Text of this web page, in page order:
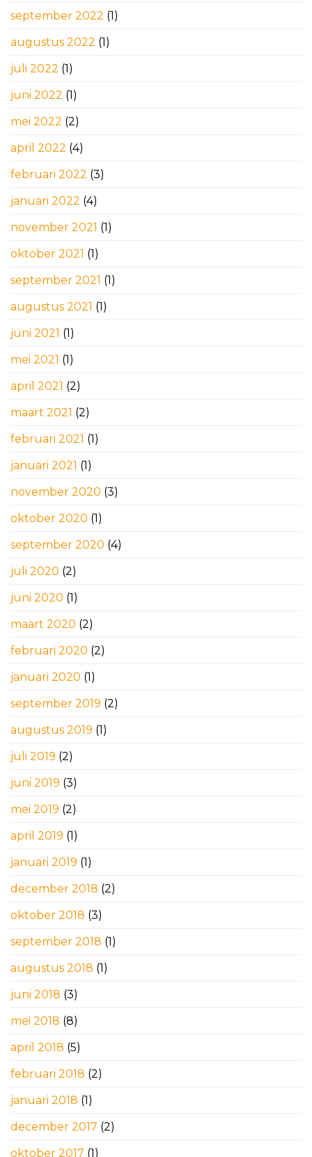
september 2022 (1)
augustus 2022 (1)
juli 2022 (1)
juni 2022 (1)
mei 2022 (2)
april 2022 (4)
februari 2022 (3)
januari 2022 (4)
november 2021 (1)
oktober 2021 (1)
september 2021 (1)
augustus 2021 (1)
juni 2021 (1)
mei 2021 (1)
april 2021 (2)
maart 2021 (2)
februari 2021 (1)
januari 2021 (1)
november 2020 (3)
oktober 2020 (1)
september 2020 (4)
juli 2020 (2)
juni 2020 (1)
maart 2020 (2)
februari 2020 (2)
januari 2020 (1)
september 2019 (2)
augustus 2019 (1)
juli 2019 (2)
juni 2019 (3)
mei 2019 (2)
april 2019 (1)
januari 2019 (1)
december 2018 (2)
oktober 2018 (3)
september 2018 (1)
augustus 2018 (1)
juni 2018 (3)
mei 2018 (8)
april 2018 (5)
februari 2018 (2)
januari 2018 (1)
december 2017 (2)
oktober 2017 (1)